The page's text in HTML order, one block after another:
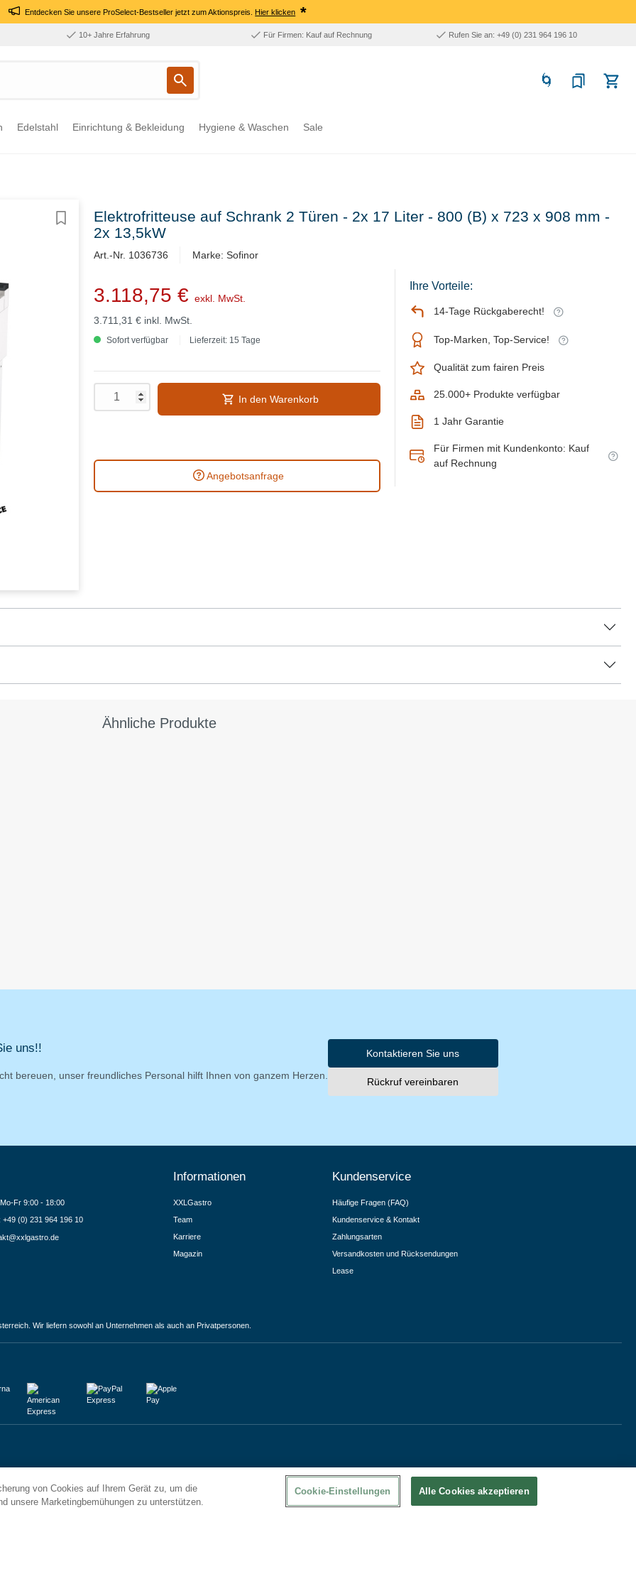
Entdecken Sie unsere ProSelect-Bestseller jetzt zum Aktionspreis.Hier klicken *
10+ Jahre Erfahrung Für Firmen: Kauf auf Rechnung Rufen Sie an: +49 (0) 231 964 196 10
Edelstahl Einrichtung & Bekleidung Hygiene & Waschen Sale
Elektrofritteuse auf Schrank 2 Türen - 2x 17 Liter - 800 (B) x 723 x 908 mm -
2x 13,5kW
Art.-Nr. 1036736 Marke: Sofinor
3.118,75 € exkl. MwSt.
3.711,31 € inkl. MwSt.
Sofort verfügbar Lieferzeit: 15 Tage
In den Warenkorb
Angebotsanfrage
Ihre Vorteile:
14-Tage Rückgaberecht!
Top-Marken, Top-Service!
Qualität zum fairen Preis
25.000+ Produkte verfügbar
1 Jahr Garantie
Für Firmen mit Kundenkonto: Kauf
auf Rechnung
Ähnliche Produkte
uns!!
bereuen, unser freundliches Personal hilft Ihnen von ganzem Herzen.
Kontaktieren Sie uns
Rückruf vereinbaren
Fr 9:00 - 18:00
+49 (0) 231 964 196 10
Informationen
XXLGastro
Team
Karriere
Magazin
Kundenservice
Häufige Fragen (FAQ)
Kundenservice & Kontakt
Zahlungsarten
Versandkosten und Rücksendungen
Lease
Wir liefern sowohl an Unternehmen als auch an Privatpersonen.
von Cookies auf Ihrem Gerät zu, um die
unsere Marketingbemühungen zu unterstützen.
Cookie-Einstellungen Alle Cookies akzeptieren